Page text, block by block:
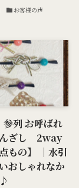
お客様の声
参列 お呼ばれ
んざし 2way
もの】 ｜水引
おしゃれなか